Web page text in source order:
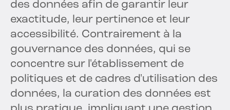
des données afin de garantir leur
exactitude, leur pertinence et leur
accessibilité. Contrairement à la
gouvernance des données, qui se
concentre sur l'établissement de
politiques et de cadres d'utilisation des
données, la curation des données est